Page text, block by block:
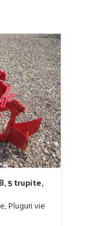
5 trupite,
,Pluguri vie